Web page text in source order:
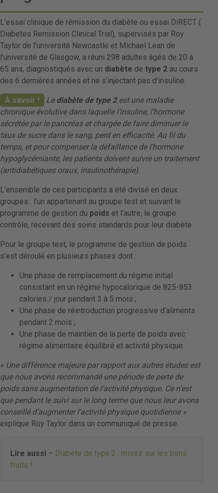
L’essai clinique de rémission du diabète ou essai DiRECT (
Diabetes Remission Clinical Trial), supervisés par Roy
Taylor de l’université Newcastle et Michael Lean de
l’université de Glasgow, a réuni 298 adultes âgés de 20 à
65 ans, diagnostiqués avec un diabète de type 2 au cours
des 6 dernières années et ne s’injectant pas d’insuline.
À savoir ! Le diabète de type 2est une maladie
chronique évolutive dans laquelle l’insuline, l’hormone
sécrétée par le pancréas et chargée de faire diminuer le
taux de sucre dans le sang, perd en efficacité. Au fil du
temps, et pour compenser la défaillance de l’hormone
hypoglycémiante, les patients doivent suivre un traitement
(antidiabétiques oraux, insulinothérapie).
L’ensemble de ces participants a été divisé en deux
groupes : l’un appartenant au groupe test et suivant le
programme de gestion du poids et l’autre, le groupe
contrôle, recevant des soins standards pour leur diabète.
Pour le groupe test, le programme de gestion de poids
s’est déroulé en plusieurs phases dont :
Une phase de remplacement du régime initial
consistant en un régime hypocalorique de 825-853
calories / jour pendant 3 à 5 mois ;
Une phase de réintroduction progressive d’aliments
pendant 2 mois ;
Une phase de maintien de la perte de poids avec
régime alimentaire équilibré et activité physique.
« Une différence majeure par rapport aux autres études est
que nous avons recommandé une période de perte de
poids sans augmentation de l’activité physique. Ce n’est
que pendant le suivi sur le long terme que nous leur avons
conseillé d’augmenter l’activité physique quotidienne »
explique Roy Taylor dans un communiqué de presse.
Lire aussi – Diabète de type 2 : misez sur les bons
fruits !